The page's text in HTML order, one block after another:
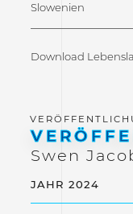
Slowenien
Download
Swen
JAHR 2024